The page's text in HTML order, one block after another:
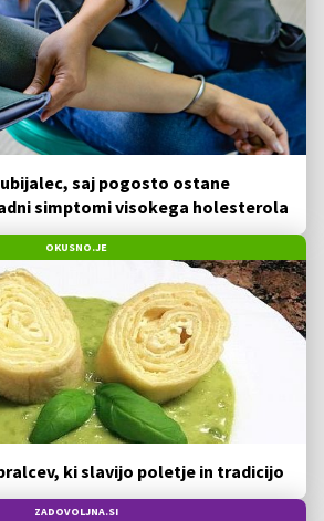
saj pogosto ostane
simptomi visokega holesterola
OKUSNO.JE
ki slavijo poletje in tradicijo
ZADOVOLJNA.SI